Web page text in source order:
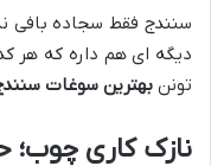
سنندج فقط سجاده بافی
دیگه ای هم داره که هر
توننبهترین سوغات
نازک کاری